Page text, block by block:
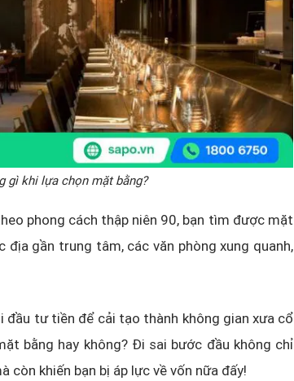
gì khi lựa chọn mặt bằng?
phong cách thập niên 90, bạn tìm được mặt
địa gần trung tâm, các văn phòng xung quanh,
đầu tư tiền để cải tạo thành không gian xưa cổ
bằng hay không? Đi sai bước đầu không chỉ
còn khiến bạn bị áp lực về vốn nữa đấy!